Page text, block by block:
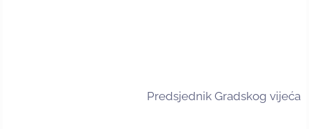
Predsjednik Gradskog vijeća